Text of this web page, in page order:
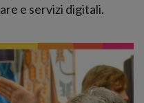
e servizi digitali.